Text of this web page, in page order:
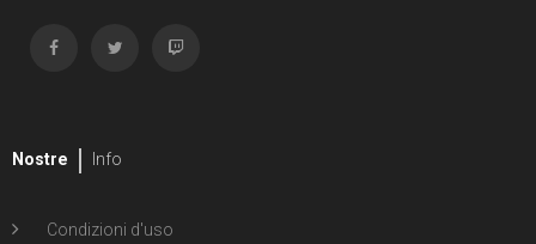
Nostre Info
Condizioni d'uso